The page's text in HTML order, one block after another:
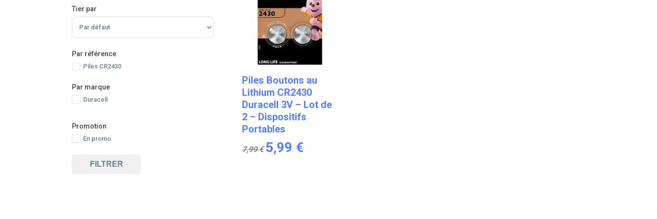
Piles Boutons au
Lithium CR2430
Duracell 3V – Lot de
2 – Dispositifs
Portables
7,99€
Le
prix
5,99 €
Tier par
Sort Products
Par référence
Piles CR2430
Par marque
Duracell
Promotion
En promo
FILTRER